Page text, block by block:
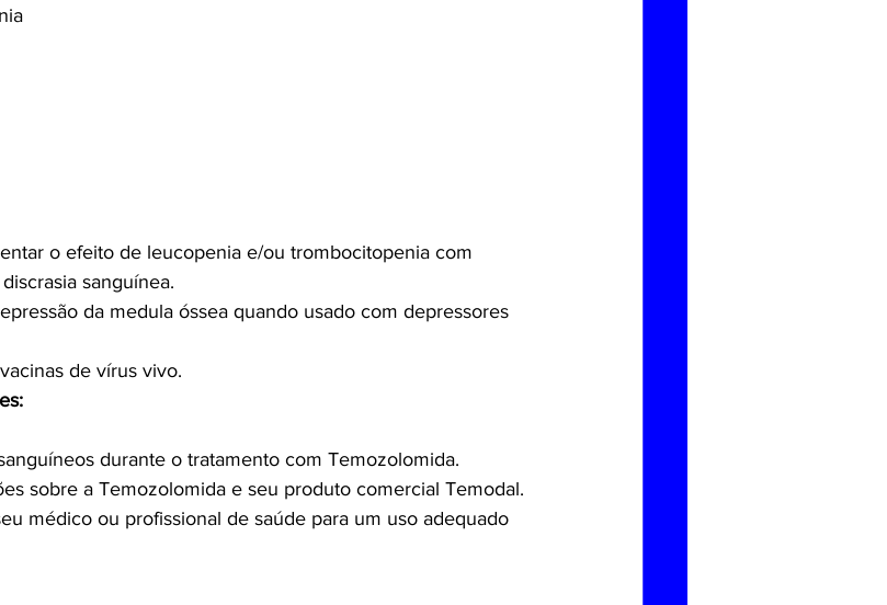
o efeito de leucopenia e/ou trombocitopenia com
sanguínea.
da medula óssea quando usado com depressores
de vírus vivo.
durante o tratamento com Temozolomida.
sobre a Temozolomida e seu produto comercial Temodal.
médico ou profissional de saúde para um uso adequado